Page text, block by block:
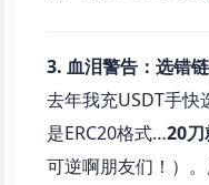
3. 血泪警告：选错
去年我充USDT手快
是ERC20格式…20
可逆啊朋友们！）